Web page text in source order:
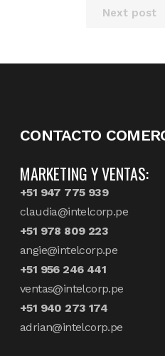
Next post
CONTACTO
MARKETING Y VENTAS:
+51 947 775 939
claudia@intelcorp.pe
+51 978 809 223
angie@intelcorp.pe
+51 956 246 441
ventas@intelcorp.pe
+51 940 273 174
adrian@intelcorp.pe